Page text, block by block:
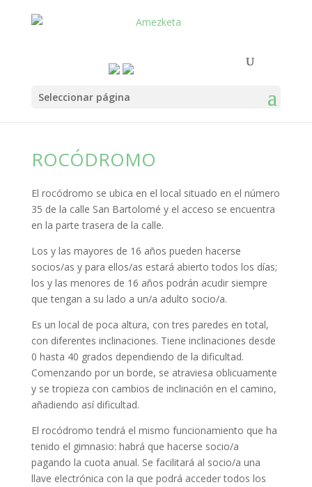
Seleccionar página
ROCÓDROMO
El rocódromo se ubica en el local situado en el número
35 de la calle San Bartolomé y el acceso se encuentra
en la parte trasera de la calle.
Los y las mayores de 16 años pueden hacerse
socios/as y para ellos/as estará abierto todos los días;
los y las menores de 16 años podrán acudir siempre
que tengan a su lado a un/a adulto socio/a.
Es un local de poca altura, con tres paredes en total,
con diferentes inclinaciones. Tiene inclinaciones desde
0 hasta 40 grados dependiendo de la dificultad.
Comenzando por un borde, se atraviesa oblicuamente
y se tropieza con cambios de inclinación en el camino,
añadiendo así dificultad.
El rocódromo tendrá el mismo funcionamiento que ha
tenido el gimnasio: habrá que hacerse socio/a
pagando la cuota anual. Se facilitará al socio/a una
llave electrónica con la que podrá acceder todos los